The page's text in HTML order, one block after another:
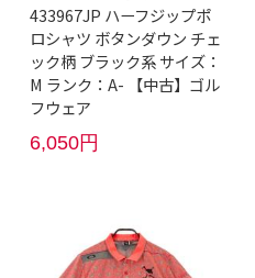
433967JP ハーフジップポ
ロシャツ ボタンダウン チェ
ック柄 ブラック系 サイズ：
M ランク：A- 【中古】ゴル
フウェア
6,050円